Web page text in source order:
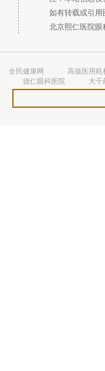
如有转载或引用
北京熙仁医院眼
全民健康网
高值医用耗
德仁眼科医院 大千